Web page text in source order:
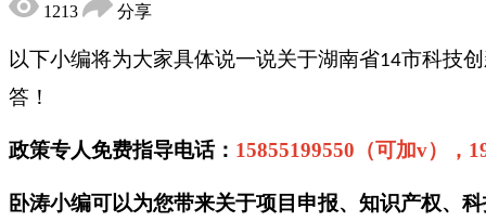
1213
分享
以下小编将为大家具体说一说关于湖南省14市科技
答！
政策专人免费指导电话： 15855199550（可加v），
卧涛小编可以为您带来关于项目申报、知识产权、